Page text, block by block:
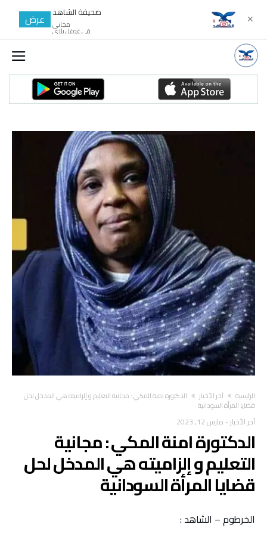
‫الرئيسية‬ آخر الأخبار
الدكتورة امنة المكي : مجانية التعليم و إلزاميته هي المدخل لحل
قضايا المرأة السودانية
آخر الأخبار- مارس 12, 2023
الدكتورة امنة المكي : مجانية
التعليم و إلزاميته هي المدخل لحل
قضايا المرأة السودانية
الخرطوم – الشاهد :
✕ صحيفة الشاهد
مجانى
في غوغل بلاي
عرض